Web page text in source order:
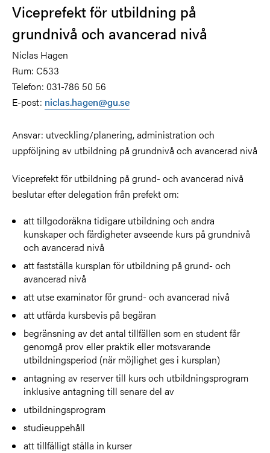
Viceprefekt för utbildning på
grundnivå och avancerad nivå
Niclas Hagen
Rum: C533
Telefon: 031-786 50 56
E-post: niclas.hagen@gu.se
Ansvar: utveckling/planering, administration och
uppföljning av utbildning på grundnivå och avancerad nivå
Viceprefekt för utbildning på grund- och avancerad nivå
beslutar efter delegation från prefekt om:
att tillgodoräkna tidigare utbildning och andra
kunskaper och färdigheter avseende kurs på grundnivå
och avancerad nivå
att fastställa kursplan för utbildning på grund- och
avancerad nivå
att utse examinator för grund- och avancerad nivå
att utfärda kursbevis på begäran
begränsning av det antal tillfällen som en student får
genomgå prov eller praktik eller motsvarande
utbildningsperiod (när möjlighet ges i kursplan)
antagning av reserver till kurs och utbildningsprogram
inklusive antagning till senare del av
utbildningsprogram
studieuppehåll
att tillfälligt ställa in kurser